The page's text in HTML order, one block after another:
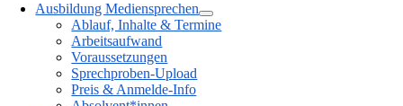
Ausbildung Mediensprechen
Ablauf, Inhalte & Termine
Arbeitsaufwand
Voraussetzungen
Sprechproben-Upload
Preis & Anmelde-Info